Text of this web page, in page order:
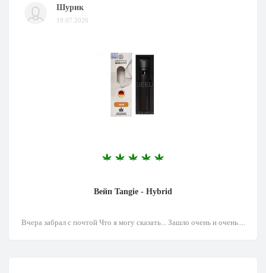
Шурик
19.07.2026
Вейп Tangie - Hybrid
Вчера забрал с почтой Что я могу сказать... Зашло очень и очень....